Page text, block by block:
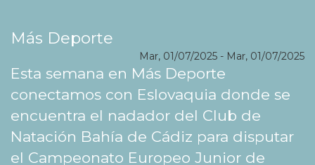
Más Deporte
Mar, 01/07/2025 - Mar, 01/07/2025
Esta semana en Más Deporte
conectamos con Eslovaquia donde se
encuentra el nadador del Club de
Natación Bahía de Cádiz para disputar
el Campeonato Europeo Junior de